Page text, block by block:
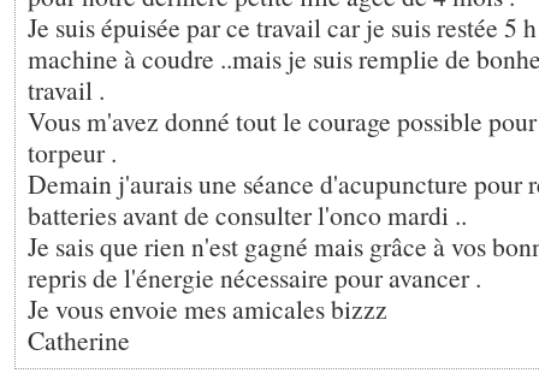
Je suis épuisée par ce travail car je suis restée 5
machine à coudre ..mais je suis remplie de
travail .
Vous m'avez donné tout le courage possible
torpeur .
Demain j'aurais une séance d'acupuncture pour
batteries avant de consulter l'onco mardi ..
Je sais que rien n'est gagné mais grâce à vos
repris de l'énergie nécessaire pour avancer .
Je vous envoie mes amicales bizzz
Catherine